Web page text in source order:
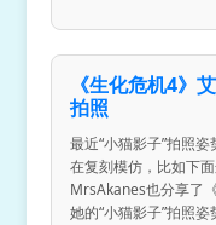
《生化危机4》
拍照
最近“小猫影子”拍照
在复刻模仿，比如下
MrsAkanes也分享了
她的“小猫影子”拍照